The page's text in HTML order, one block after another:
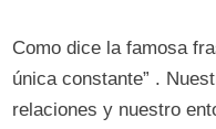
Como dice la famosa
única constante” .
relaciones y nuestro